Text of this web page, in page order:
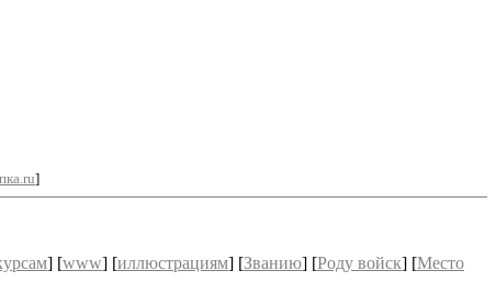
]
] [www] [иллюстрациям] [Званию] [Роду войск] [Место